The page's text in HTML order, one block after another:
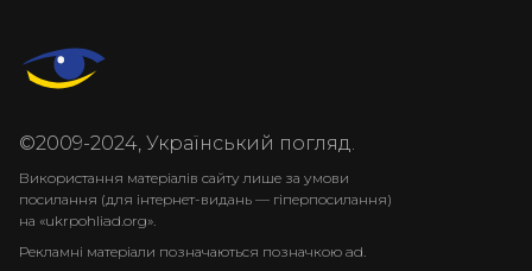
©2009-2024, Український погляд.
Використання матеріалів сайту лише за умови
посилання (для інтернет-видань — гіперпосилання)
на «ukrpohliad.org».
Рекламні матеріали позначаються позначкою ad.